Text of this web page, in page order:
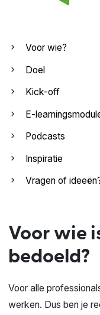
Voor wie?
Doel
Kick-off
E-
Podcasts
Inspiratie
Vragen of
Voor wie
bedoeld?
Voor alle
werken. Dus ben je